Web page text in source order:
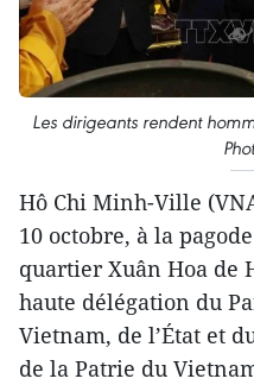
Les dirigeants rendent
Hô Chi Minh-Ville
10 octobre, à la
quartier Xuân Hoa de
haute délégation du
Vietnam, de l’État et
de la Patrie du